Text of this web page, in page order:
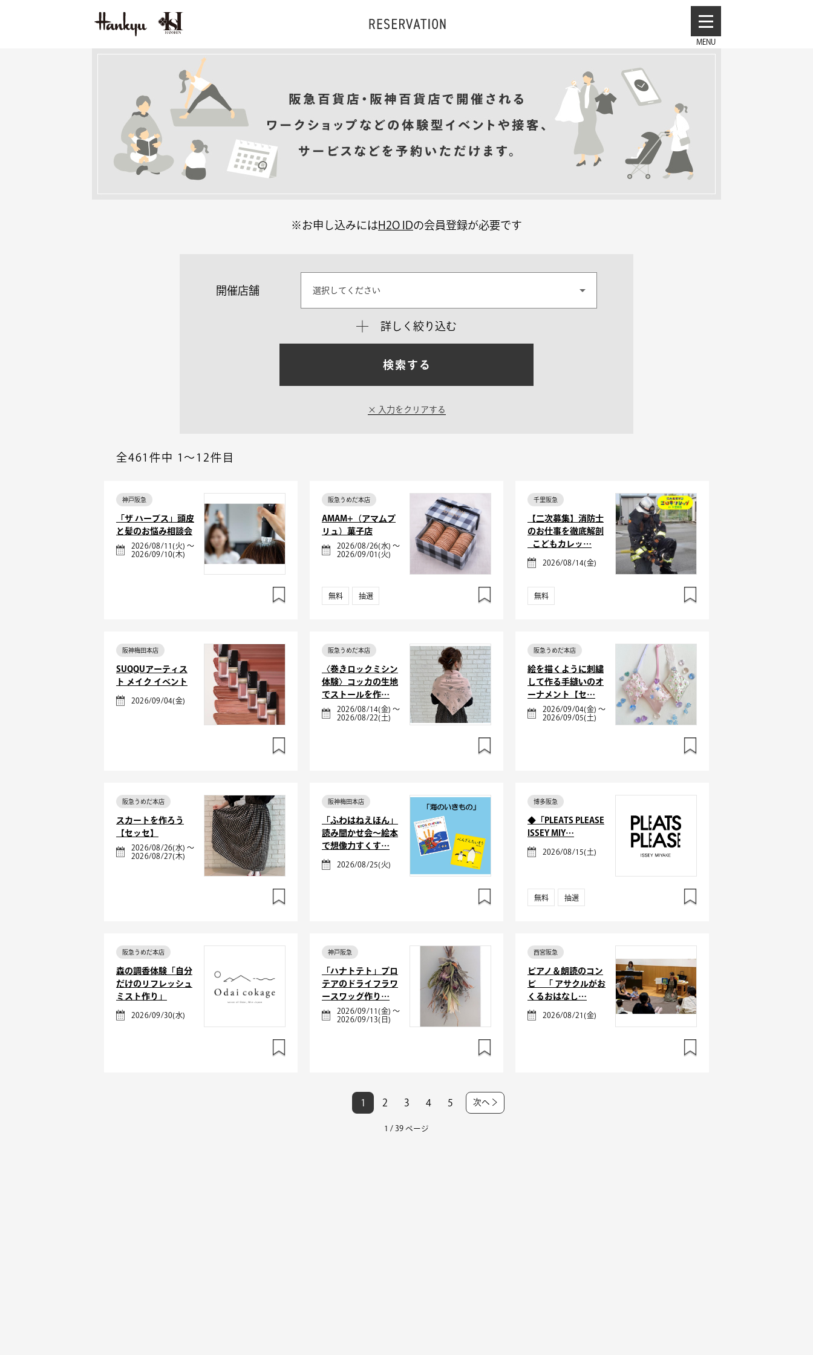
※お申し込みには H2O IDの会員登録が必要です
開催店舗 選択してください
詳しく絞り込む
検索する
入力をクリアする
全461件中 1～12件目
神戸阪急
「ザ ハーブス」頭皮
と髪のお悩み相談会
2026/08/11(火) ～
2026/09/10(木)
阪急うめだ本店
AMAM+（アマムプ
リュ）菓子店
2026/08/26(水) ～
2026/09/01(火)
無料 抽選
千里阪急
【二次募集】消防士
のお仕事を徹底解剖
_こどもカレッ…
2026/08/14(金)
無料
阪神梅田本店
SUQQUアーティス
ト メイク イベント
2026/09/04(金)
阪急うめだ本店
〈巻きロックミシン
体験〉コッカの生地
でストールを作…
2026/08/14(金) ～
2026/08/22(土)
阪急うめだ本店
絵を描くように刺繍
して作る手縫いのオ
ーナメント【セ…
2026/09/04(金) ～
2026/09/05(土)
阪急うめだ本店
スカートを作ろう
【セッセ】
2026/08/26(水) ～
2026/08/27(木)
阪神梅田本店
「ふわはねえほん」
読み聞かせ会～絵本
で想像力すくす…
2026/08/25(火)
博多阪急
◆「PLEATS PLEASE
ISSEY MIY…
2026/08/15(土)
無料 抽選
阪急うめだ本店
森の調香体験「自分
だけのリフレッシュ
ミスト作り」
2026/09/30(水)
神戸阪急
「ハナトテト」プロ
テアのドライフラワ
ースワッグ作り…
2026/09/11(金) ～
2026/09/13(日)
西宮阪急
ピアノ＆朗読のコン
ビ 「 アサクルがお
くるおはなし…
2026/08/21(金)
1 2 3 4 5 次へ
1 / 39 ページ